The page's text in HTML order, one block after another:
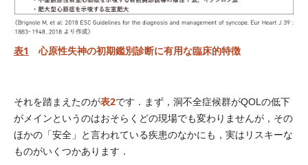
表1 心原性失神の初期鑑別診断に有用な臨床的特徴
それを踏まえたのが表2です．まず，洞不全症候群がQOLの低下
がメインというのはおそらくどの現場でも変わりませんが，その
ほかの「安全」と言われている疾患のなかにも，実はリスキーな
ものがいくつかあります．